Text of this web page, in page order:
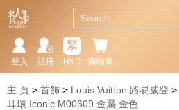
購物車
繁
HKD
註冊
登入
主 頁 首飾 Louis Vuitton 路易威登
耳環 Iconic M00609 金屬 金色